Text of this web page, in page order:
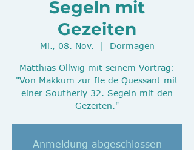
Segeln mit
Gezeiten
Mi., 08. Nov.
  |
Dormagen
Matthias Ollwig mit seinem Vortrag:
"Von Makkum zur Ile de Quessant mit
einer Southerly 32. Segeln mit den
Gezeiten."
Anmeldung abgeschlossen